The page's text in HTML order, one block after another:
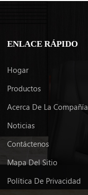
ENLACE RÁPIDO
Hogar
Productos
Acerca De La Compañía
Noticias
Contáctenos
Mapa Del Sitio
Política De Privacidad